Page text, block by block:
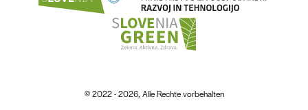
© 2022 - 2026, Alle Rechte vorbehalten